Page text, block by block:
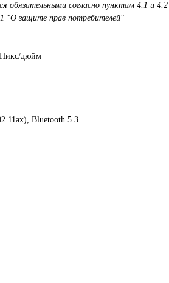
обязательными согласно пунктам 4.1 и
"О защите прав потребителей"
Пикс/дюйм
Bluetooth 5.3